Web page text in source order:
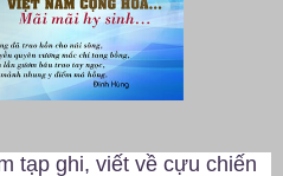
tạp ghi, viết về cựu chiến